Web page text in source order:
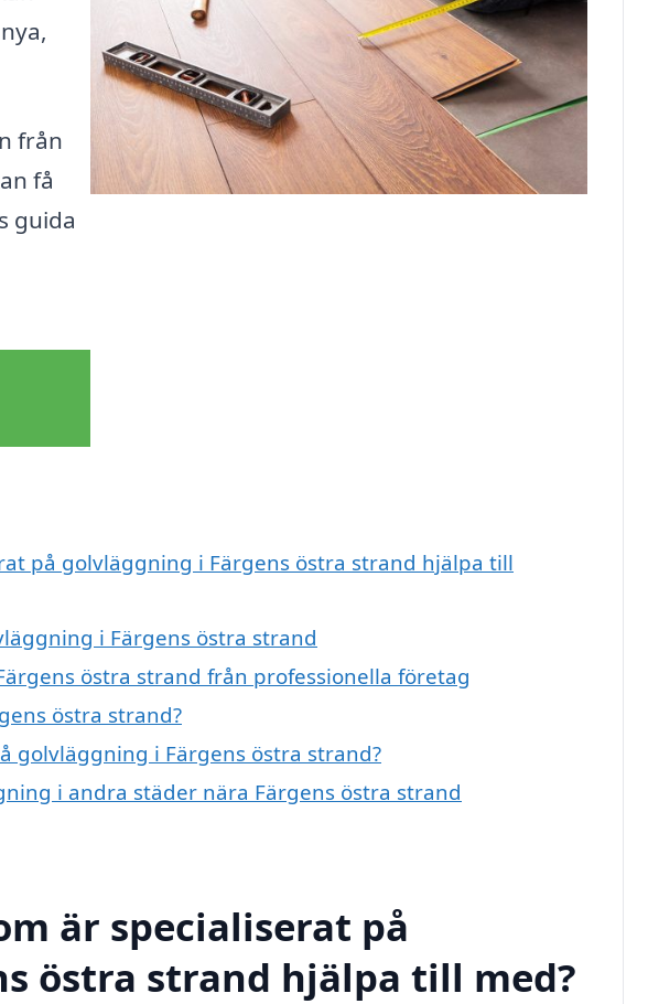
från
få
guida
på golvläggning i Färgens östra strand hjälpa till
i Färgens östra strand
östra strand från professionella företag
östra strand?
golvläggning i Färgens östra strand?
i andra städer nära Färgens östra strand
är specialiserat på
östra strand hjälpa till med?